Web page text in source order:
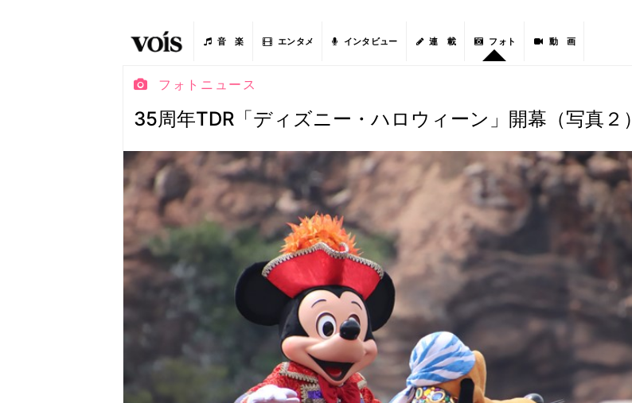
音 楽 エンタメ インタビュー 連 載 フォト 動 画
フォトニュース
35周年TDR「ディズニー・ハロウィーン」開幕（写真２）